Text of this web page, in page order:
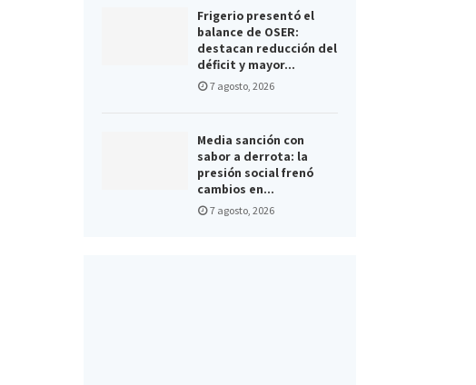
Frigerio presentó el
balance de OSER:
destacan reducción del
déficit y mayor...
7 agosto, 2026
Media sanción con
sabor a derrota: la
presión social frenó
cambios en...
7 agosto, 2026